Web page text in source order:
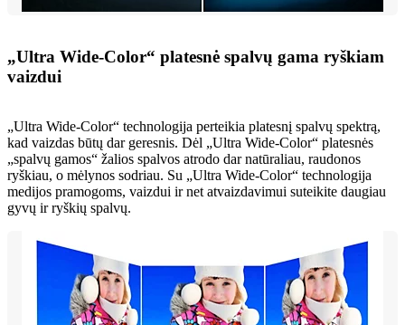
„Ultra Wide-Color“ platesnė spalvų gama ryškiam
vaizdui
„Ultra Wide-Color“ technologija perteikia platesnį spalvų spektrą,
kad vaizdas būtų dar geresnis. Dėl „Ultra Wide-Color“ platesnės
„spalvų gamos“ žalios spalvos atrodo dar natūraliau, raudonos
ryškiau, o mėlynos sodriau. Su „Ultra Wide-Color“ technologija
medijos pramogoms, vaizdui ir net atvaizdavimui suteikite daugiau
gyvų ir ryškių spalvų.